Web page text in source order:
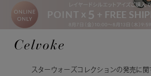
スターウォーズコレクションの発売に